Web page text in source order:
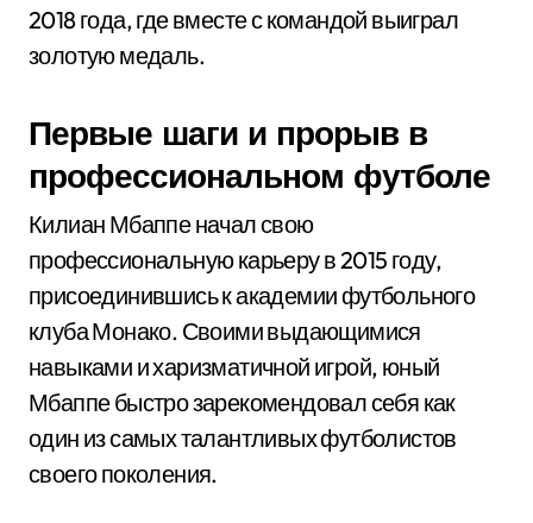
2018 года, где вместе с командой выиграл
золотую медаль.
Первые шаги и прорыв в
профессиональном футболе
Килиан Мбаппе начал свою
профессиональную карьеру в 2015 году,
присоединившись к академии футбольного
клуба Монако. Своими выдающимися
навыками и харизматичной игрой, юный
Мбаппе быстро зарекомендовал себя как
один из самых талантливых футболистов
своего поколения.